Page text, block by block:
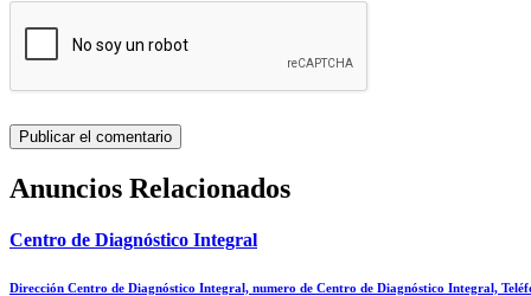
Anuncios Relacionados
Centro de Diagnóstico Integral
Dirección Centro de Diagnóstico Integral, numero de Centro de Diagnóstico Integral,